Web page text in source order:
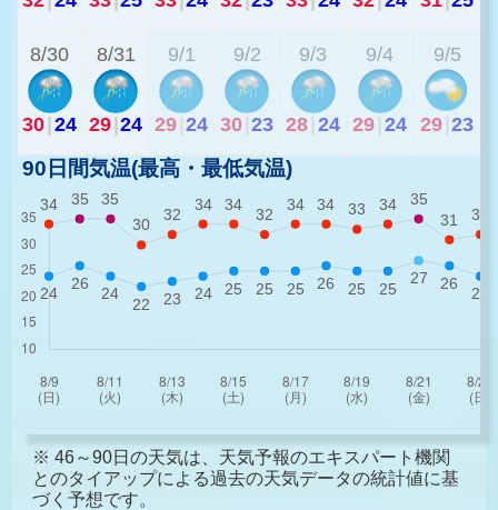
8/30
30|24
8/31
29|24
9/1
29 24
9/2
30 23
9/3
28 24
9/4
29 24
9/5
29 23
90日間気温(最高・最低気温)
※ 46～90日の天気は、天気予報のエキスパート機関
とのタイアップによる過去の天気データの統計値に基
づく予想です。